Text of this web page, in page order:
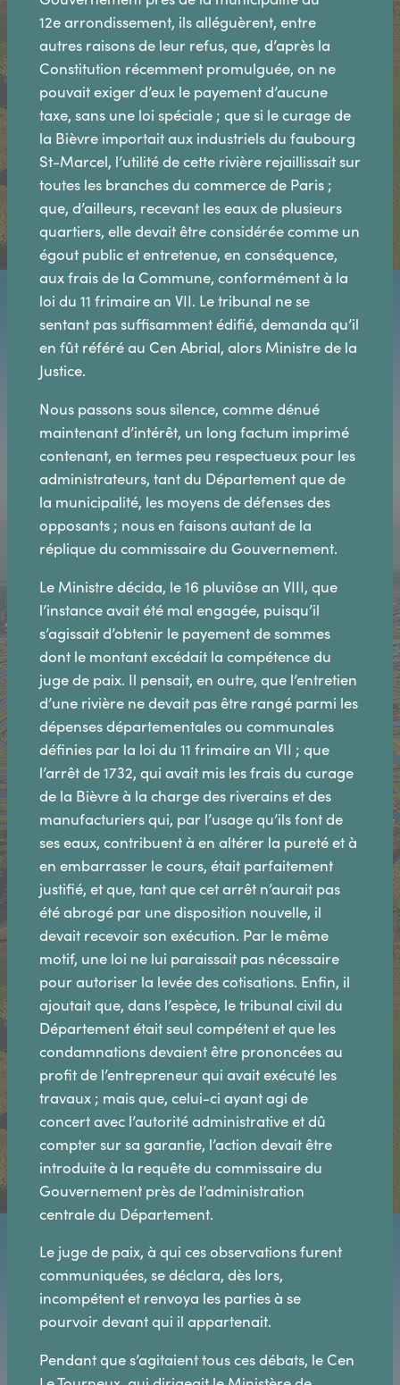
12e arrondissement, ils alléguèrent, entre
autres raisons de leur refus, que, d’après la
Constitution récemment promulguée, on ne
pouvait exiger d’eux le payement d’aucune
taxe, sans une loi spéciale ; que si le curage de
la Bièvre importait aux industriels du faubourg
St-Marcel, l’utilité de cette rivière rejaillissait sur
toutes les branches du commerce de Paris ;
que, d’ailleurs, recevant les eaux de plusieurs
quartiers, elle devait être considérée comme un
égout public et entretenue, en conséquence,
aux frais de la Commune, conformément à la
loi du 11 frimaire an VII. Le tribunal ne se
sentant pas suffisamment édifié, demanda qu’il
en fût référé au Cen Abrial, alors Ministre de la
Justice.
Nous passons sous silence, comme dénué
maintenant d’intérêt, un long factum imprimé
contenant, en termes peu respectueux pour les
administrateurs, tant du Département que de
la municipalité, les moyens de défenses des
opposants ; nous en faisons autant de la
réplique du commissaire du Gouvernement.
Le Ministre décida, le 16 pluviôse an VIII, que
l’instance avait été mal engagée, puisqu’il
s’agissait d’obtenir le payement de sommes
dont le montant excédait la compétence du
juge de paix. Il pensait, en outre, que l’entretien
d’une rivière ne devait pas être rangé parmi les
dépenses départementales ou communales
définies par la loi du 11 frimaire an VII ; que
l’arrêt de 1732, qui avait mis les frais du curage
de la Bièvre à la charge des riverains et des
manufacturiers qui, par l’usage qu’ils font de
ses eaux, contribuent à en altérer la pureté et à
en embarrasser le cours, était parfaitement
justifié, et que, tant que cet arrêt n’aurait pas
été abrogé par une disposition nouvelle, il
devait recevoir son exécution. Par le même
motif, une loi ne lui paraissait pas nécessaire
pour autoriser la levée des cotisations. Enfin, il
ajoutait que, dans l’espèce, le tribunal civil du
Département était seul compétent et que les
condamnations devaient être prononcées au
profit de l’entrepreneur qui avait exécuté les
travaux ; mais que, celui-ci ayant agi de
concert avec l’autorité administrative et dû
compter sur sa garantie, l’action devait être
introduite à la requête du commissaire du
Gouvernement près de l’administration
centrale du Département.
Le juge de paix, à qui ces observations furent
communiquées, se déclara, dès lors,
incompétent et renvoya les parties à se
pourvoir devant qui il appartenait.
Pendant que s’agitaient tous ces débats, le Cen